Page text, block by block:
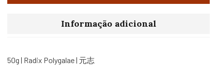
Informação adicional
50g | Radix Polygalae | 元志